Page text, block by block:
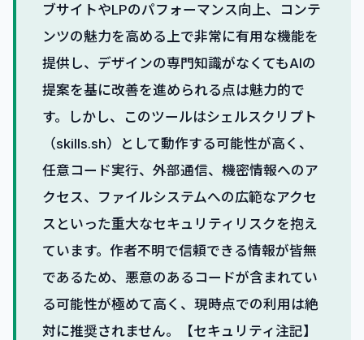
ブサイトやLPのパフォーマンス向上、コンテ
ンツの魅力を高める上で非常に有用な機能を
提供し、デザインの専門知識がなくてもAIの
提案を基に改善を進められる点は魅力的で
す。しかし、このツールはシェルスクリプト
（skills.sh）として動作する可能性が高く、
任意コード実行、外部通信、機密情報へのア
クセス、ファイルシステムへの広範なアクセ
スといった重大なセキュリティリスクを抱え
ています。作者不明で信頼できる情報が皆無
であるため、悪意のあるコードが含まれてい
る可能性が極めて高く、現時点での利用は絶
対に推奨されません。【セキュリティ注記】